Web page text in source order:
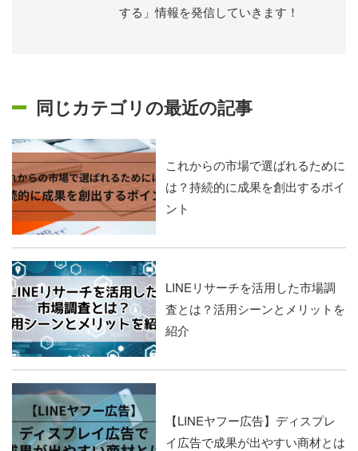
する」情報を発信していきます！
同じカテゴリの最近の記事
これからの市場で選ばれるために
は？持続的に成果を創出するポイ
ント
LINEリサーチを活用した市場調
査とは？活用シーンとメリットを
紹介
【LINEヤフー広告】ディスプレ
イ広告で成果が出やすい商材とは